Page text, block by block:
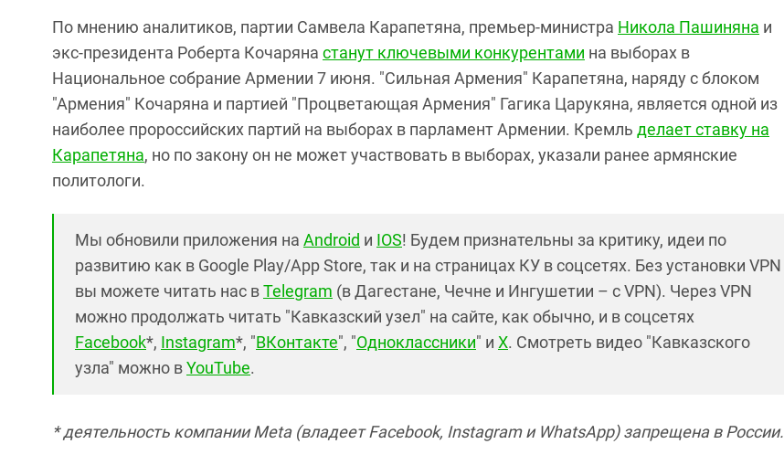
По мнению аналитиков, партии Самвела Карапетяна, премьер-министра Никола Пашиняна и
экс-президента Роберта Кочаряна станут ключевыми конкурентами на выборах в
Национальное собрание Армении 7 июня. "Сильная Армения" Карапетяна, наряду с блоком
"Армения" Кочаряна и партией "Процветающая Армения" Гагика Царукяна, является одной из
наиболее пророссийских партий на выборах в парламент Армении. Кремль делает ставку на
Карапетяна, но по закону он не может участвовать в выборах, указали ранее армянские
политологи.
Мы обновили приложения на Android и IOS! Будем признательны за критику, идеи по
развитию как в Google Play/App Store, так и на страницах КУ в соцсетях. Без установки VPN
вы можете читать нас вTelegram (в Дагестане, Чечне и Ингушетии – с VPN). Через VPN
можно продолжать читать "Кавказский узел" на сайте, как обычно, и в соцсетях
Facebook*, Instagram*, "ВКонтакте", "Одноклассники" и X. Смотреть видео "Кавказского
узла" можно вYouTube.
* деятельность компании Meta (владеет Facebook, Instagram и WhatsApp) запрещена в России.